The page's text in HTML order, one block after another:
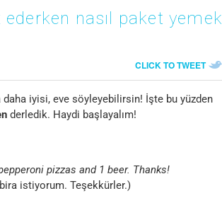
nasıl paket yemek
CLICK TO TWEET
iyisi, eve söyleyebilirsin! İşte bu yüzden
derledik. Haydi başlayalım!
pizzas and 1 beer. Thanks!
istiyorum. Teşekkürler.)